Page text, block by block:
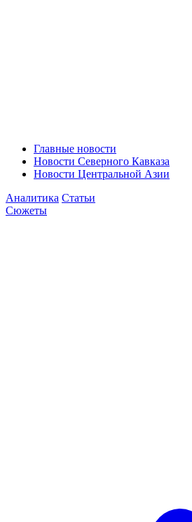
Главные новости
Новости Северного Кавказа
Новости Центральной Азии
Аналитика Статьи
Сюжеты